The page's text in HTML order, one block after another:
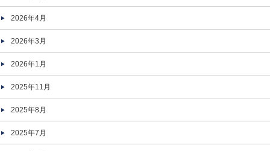
2026年4月
2026年3月
2026年1月
2025年11月
2025年8月
2025年7月